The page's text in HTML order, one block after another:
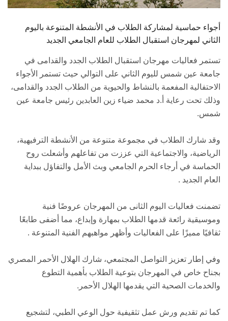
الزائـرون
سجل الان
أجواء حماسية لمشاركة الطلاب في الأنشطة المتنوعة باليوم
الثاني لمهرجان استقبال الطلاب للعام الجامعي الجديد
تستمر فعاليات مهرجان استقبال الطلاب الجدد والقدامى في
جامعة عين شمس لليوم الثاني على التوالي حيث تستمر الأجواء
الاحتفالية المفعمة بالنشاط والحيوية من الطلاب الجدد والقدامى،
وذلك تحت رعاية أ.د محمد ضياء زين العابدين رئيس جامعة عين
شمس.
وقد شارك الطلاب في مجموعة متنوعة من الأنشطة الترفيهية،
الرياضية، والاجتماعية التي عززت من تفاعلهم وأشعلت روح
الحماسة في أرجاء الحرم الجامعي وبث الأمل والتفاؤل ببداية
العام الجديد .
تضمنت فعاليات اليوم الثانى من المهرجان عروضًا فنية
وموسيقية رائعة قدمها الطلاب بمهارة وإبداع، مما أضفى طابعًا
ثقافيًا مميزًا على الفعاليات وأظهر مواهبهم الفنية المتنوعة .
وفي إطار تعزيز التواصل المجتمعي، شارك الهلال الأحمر المصري
بجناح خاص في المهرجان بتوعية الطلاب بأهمية التطوع
والخدمات الصحية التي يقدمها الهلال الأحمر.
كما تم تقديم ورش عمل تثقيفية حول الوعي الطبي، لتشجيع